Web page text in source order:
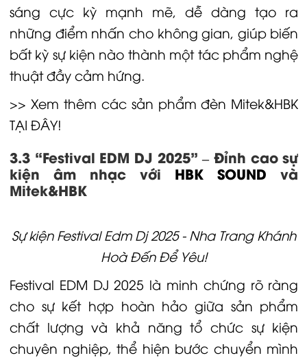
sáng cực kỳ mạnh mẽ, dễ dàng tạo ra
những điểm nhấn cho không gian, giúp biến
bất kỳ sự kiện nào thành một tác phẩm nghệ
thuật đầy cảm hứng.
>> Xem thêm các sản phẩm đèn Mitek&HBK
TẠI ĐÂY!
3.3 “Festival EDM DJ 2025” – Đỉnh cao sự
kiện âm nhạc với HBK SOUND và
Mitek&HBK
Sự kiện Festival Edm Dj 2025 - Nha Trang Khánh
Hoà Đến Để Yêu!
Festival EDM DJ 2025 là minh chứng rõ ràng
cho sự kết hợp hoàn hảo giữa sản phẩm
chất lượng và khả năng tổ chức sự kiện
chuyên nghiệp, thể hiện bước chuyển mình